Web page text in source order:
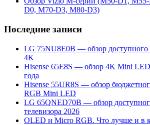
D0, M70-D3, M80-D3)
Последние записи
LG 75NU8E0B — обзор доступного
4K
Hisense 65E8S — обзор 4K Mini LED
года
Hisense 55UR8S — обзор
RGB Mini LED
LG 65QNED70B — обзор
телевизора 2026
OLED и Micro RGB. Что лучше и в